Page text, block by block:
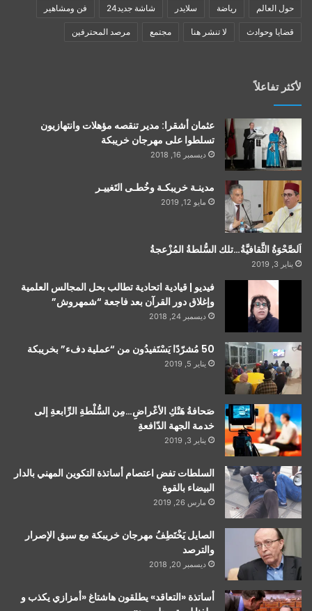
حول العالم رياضة سلايدر شاشة جديد24 فن ومشاهير
قضايا وحوادث لا تنشر هنا مجتمع مرصد المحترفين
لأكثر تفاعلاً
عثمان أشقرا: مدير تنقصه مؤهلات وانتهازيون
تسلطوا على مهرجان خريبكة
ديسمبر 16, 2018
مدينـة خريبكـة وخُطـى التَغييـر
مايو 12, 2019
اَلصَّحْوَةُ الثَّقافيَّةُ…تلك السُّلطةُ المُزْعجةُ
يناير 3, 2019
فيديو | قيادية اتحادية تطالب بحل المجالس العلمية
وإغلاق دور القرآن بعد فاجعة “شمهروش”
ديسمبر 24, 2018
50 مُشرّدًا يَسْتَفيدُون من “عملية دفء” بخريبكة
يناير 5, 2019
صَحافةُ هَتْكِ الأعْراضِ…مِن السُّلْطةِ الرِّابعةِ إلى
خدمة الجهة الدّافعةِ
يناير 3, 2019
السلطات تفض اعتصام أساتذة التكوين المهني بالدار
البيضاء بالقوة
مارس 26, 2019
الصايل يَخْتَطِفُ مهرجان خريبكة مع سبق الإصرار
والترصد
ديسمبر 20, 2018
أساتذة «التعاقد» يطلقون هاشتاغ «أمزازي يكذب و